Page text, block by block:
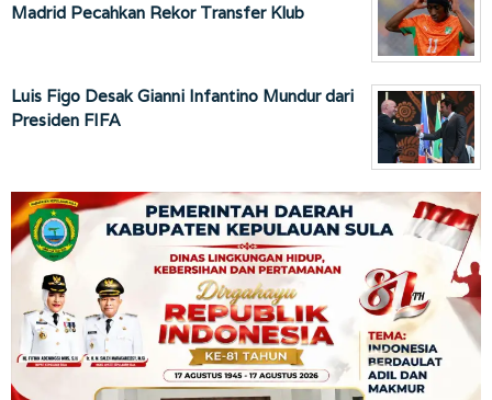
Madrid Pecahkan Rekor Transfer Klub
Luis Figo Desak Gianni Infantino Mundur dari
Presiden FIFA